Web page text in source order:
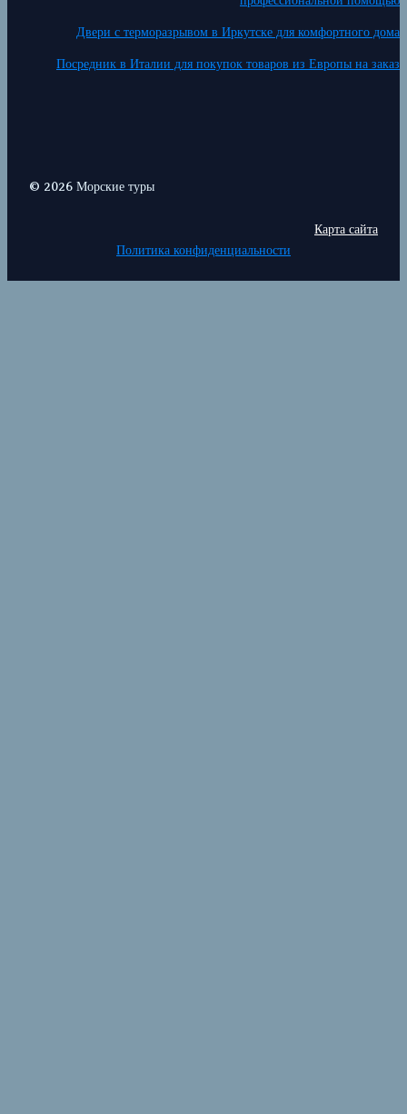
Двери с терморазрывом в Иркутске для комфортного дома
Посредник в Италии для покупок товаров из Европы на заказ
© 2026 Морские туры
Карта сайта
Политика конфиденциальности